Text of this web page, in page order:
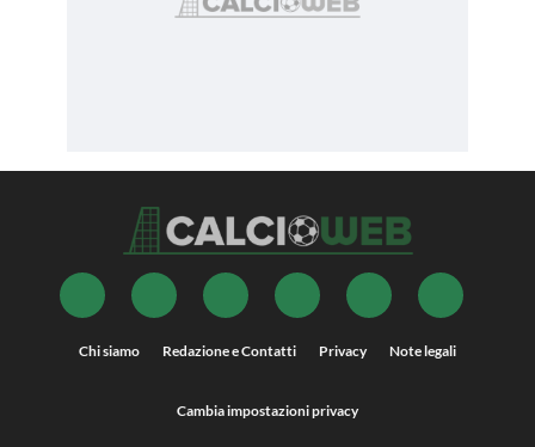
Chi siamo Redazione e Contatti Privacy Note legali
Cambia impostazioni privacy